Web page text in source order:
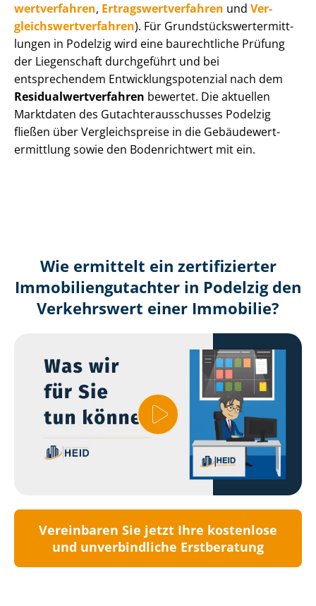
wert­ver­fah­ren, Er­trags­wert­ver­fah­ren und Ver­
gleichs­wert­ver­fah­ren). Für Grund­stücks­wert­ermitt­
lun­gen in Podelzig wird eine baurechtliche Prüfung
der Liegenschaft durchgeführt und bei
entsprechendem Ent­wick­lungs­po­ten­zi­al nach dem
Re­si­du­al­wert­ver­fah­ren bewertet. Die aktuellen
Marktdaten des Gut­ach­ter­aus­schus­ses Podelzig
fließen über Ver­gleichs­prei­se in die Ge­bäu­de­wert­
ermitt­lung sowie den Bodenrichtwert mit ein.
Wie ermittelt ein zertifizierter
Immobilien­gutachter in Podelzig den
Verkehrswert einer Immobilie?
Vereinbaren Sie jetzt Ihre kostenlose
und unverbindliche Erstberatung